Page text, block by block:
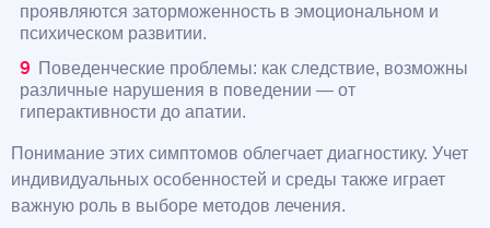
проявляются заторможенность в эмоциональном и
психическом развитии.
Поведенческие проблемы: как следствие, возможны
различные нарушения в поведении — от
гиперактивности до апатии.
Понимание этих симптомов облегчает диагностику. Учет
индивидуальных особенностей и среды также играет
важную роль в выборе методов лечения.